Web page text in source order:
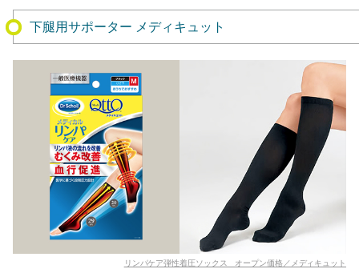
下腿用サポーター メディキュット
リンパケア弾性着圧ソックス オープン価格／メディキュット